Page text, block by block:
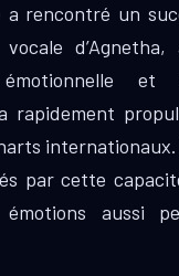
rencontré un
émotionnelle et
rapidement
par cette
aussi